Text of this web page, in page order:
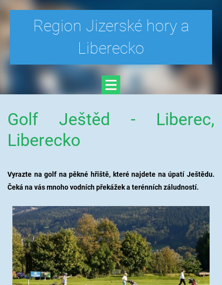
Region Jizerské hory a
Liberecko
Golf Ještěd - Liberec,
Liberecko
Vyrazte na golf na pěkné hřiště, které najdete na úpatí Ještědu.
Čeká na vás mnoho vodních překážek a terénních záludností.